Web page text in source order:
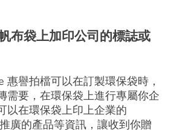
布袋上加印公司的標誌或
譽拍檔可以在訂製環保袋時，
需要，在環保袋上進行專屬你企
以在環保袋上印上企業的
廣的產品等資訊，讓收到你贈